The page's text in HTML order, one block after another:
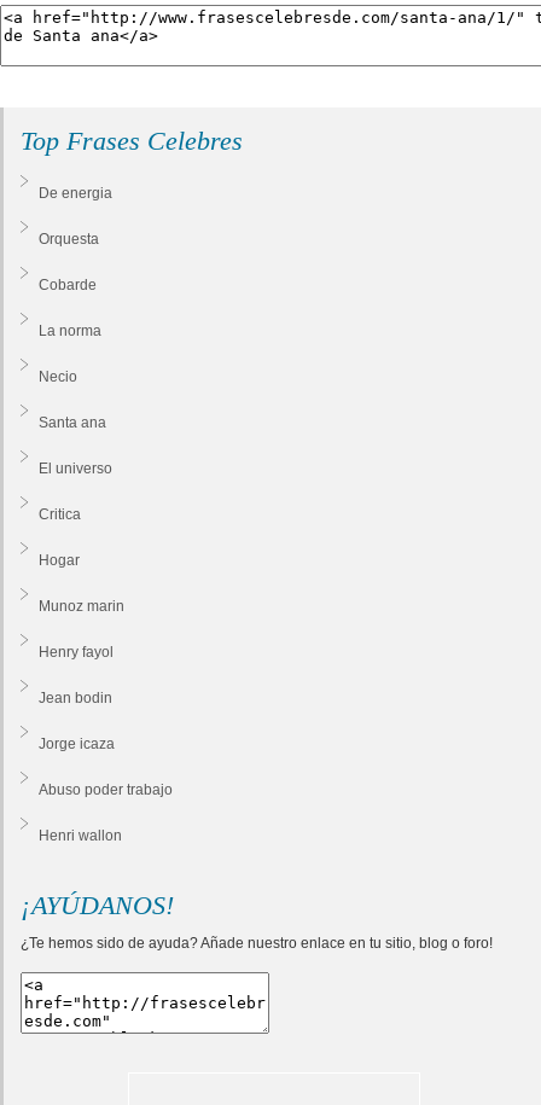
Top Frases Celebres
De energia
Orquesta
Cobarde
La norma
Necio
Santa ana
El universo
Critica
Hogar
Munoz marin
Henry fayol
Jean bodin
Jorge icaza
Abuso poder trabajo
Henri wallon
¡AYÚDANOS!
¿Te hemos sido de ayuda? Añade nuestro enlace en tu sitio, blog o foro!